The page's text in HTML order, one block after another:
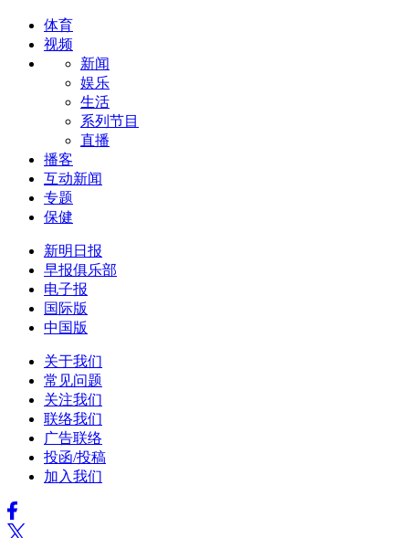
体育
视频
新闻
娱乐
生活
系列节目
直播
播客
互动新闻
专题
保健
新明日报
早报俱乐部
电子报
国际版
中国版
关于我们
常见问题
关注我们
联络我们
广告联络
投函/投稿
加入我们